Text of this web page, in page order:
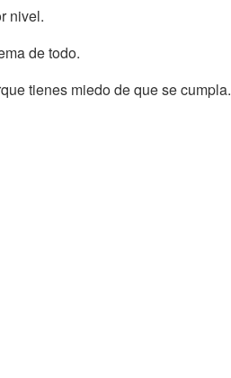
nivel.
de todo.
tienes miedo de que se cumpla.